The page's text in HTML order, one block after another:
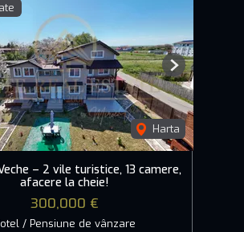
Harta
Next
– 2 vile turistice, 13 camere,
afacere la cheie!
300,000 €
/ Pensiune de vânzare